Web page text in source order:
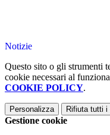
Notizie
Questo sito o gli strumenti
cookie necessari al
COOKIE POLICY.
Personalizza Rifiuta tutti i
Gestione cookie